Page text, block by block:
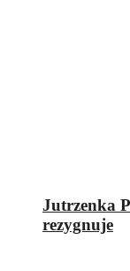
Jutrzenka
rezygnuje